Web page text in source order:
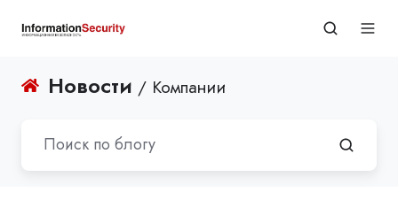
Новости / Компании